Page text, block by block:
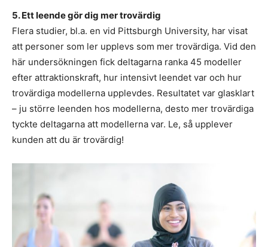
5. Ett leende gör dig mer trovärdig
Flera studier, bl.a. en vid Pittsburgh University, har visat
att personer som ler upplevs som mer trovärdiga. Vid den
här undersökningen fick deltagarna ranka 45 modeller
efter attraktionskraft, hur intensivt leendet var och hur
trovärdiga modellerna upplevdes. Resultatet var glasklart
– ju större leenden hos modellerna, desto mer trovärdiga
tyckte deltagarna att modellerna var. Le, så upplever
kunden att du är trovärdig!